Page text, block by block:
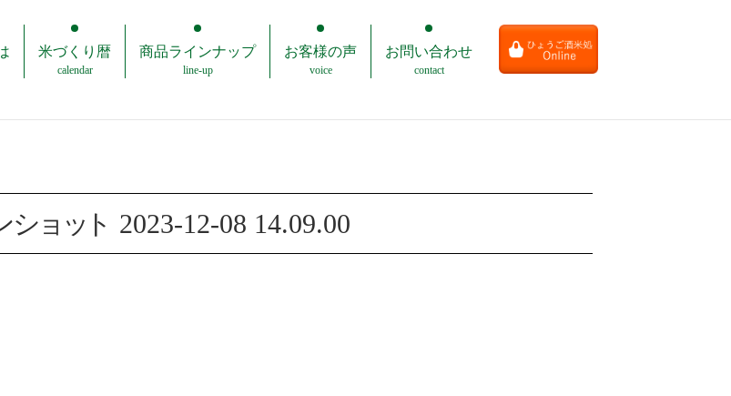
米づくり暦
calendar
商品ラインナップ
line-up
お客様の声
voice
お問い合わせ
contact
ショ ッ ト 2023-12-08 14.09.00